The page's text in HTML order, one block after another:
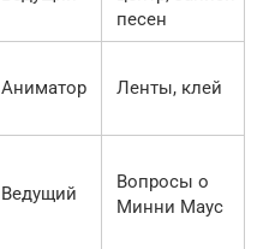
песен
Аниматор Ленты, клей
Ведущий
Вопросы о
Минни Маус